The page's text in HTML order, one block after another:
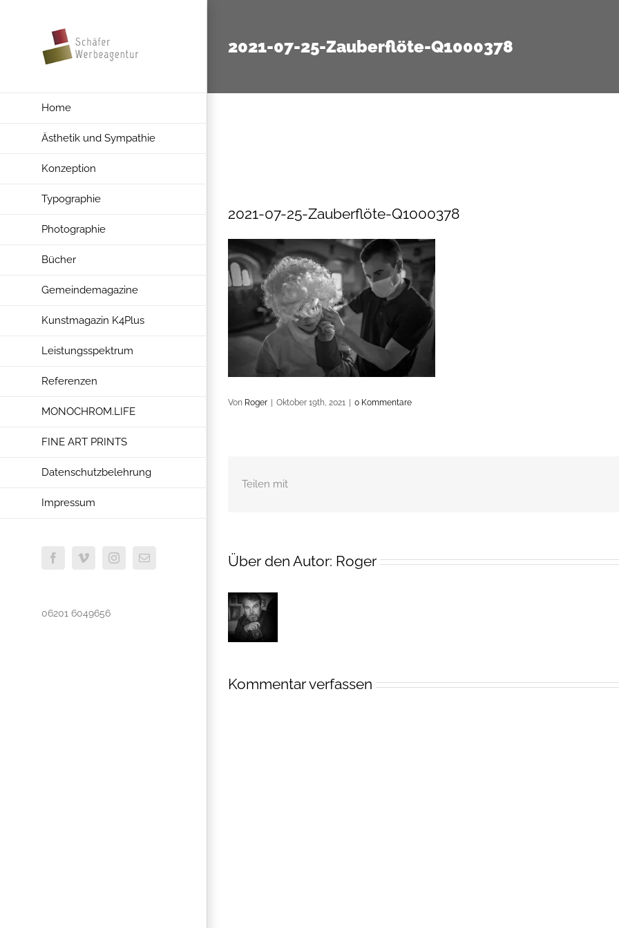
Home
Ästhetik und Sympathie
Konzeption
Typographie
Photographie
Bücher
Gemeindemagazine
Kunstmagazin K4Plus
Leistungsspektrum
Referenzen
MONOCHROM.LIFE
FINE ART PRINTS
Datenschutzbelehrung
Impressum
FacebookVimeoInstagram
E-
06201 6049656
2021-07-25-Zauberflöte-Q1000378
2021-07-25-Zauberflöte-Q1000378
Von Roger Oktober 19th, 2021 0 Kommentare
Teilen mit
Über den Autor: Roger
Kommentar verfassen